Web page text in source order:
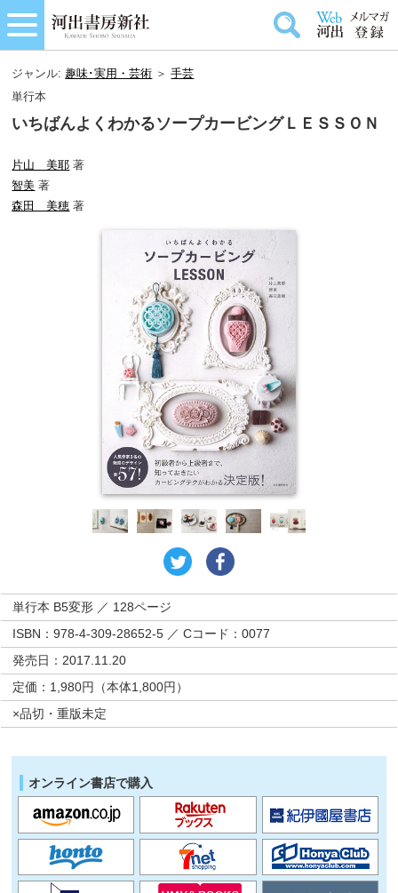
ジャンル: 趣味･実用・芸術 ＞手芸
単行本
いちばんよくわかるソープカービングＬＥＳＳＯＮ
片山 美耶 著
智美 著
森田 美穂 著
単行本 B5変形 ／ 128ページ
ISBN：978-4-309-28652-5 ／ Cコード：0077
発売日：2017.11.20
定価：1,980円（本体1,800円）
×品切・重版未定
オンライン書店で購入